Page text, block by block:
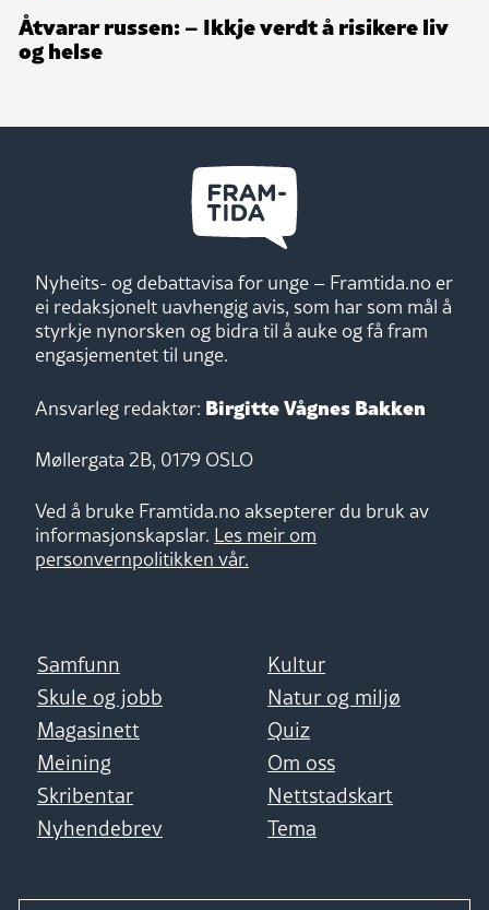
Åtvarar russen: – Ikkje verdt å risikere liv
og helse
Nyheits- og debattavisa for unge – Framtida.no er
ei redaksjonelt uavhengig avis, som har som mål å
styrkje nynorsken og bidra til å auke og få fram
engasjementet til unge.
Ansvarleg redaktør: Birgitte Vågnes Bakken
Møllergata 2B, 0179 OSLO
Ved å bruke Framtida.no aksepterer du bruk av
informasjonskapslar. Les meir om
personvernpolitikken vår.
Samfunn
Kultur
Skule og jobb
Natur og miljø
Magasinett
Quiz
Meining
Om oss
Skribentar
Nettstadskart
Nyhendebrev
Tema